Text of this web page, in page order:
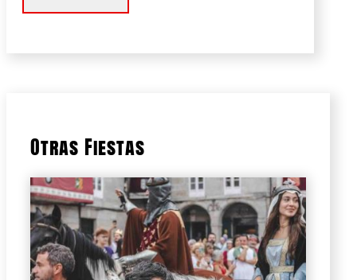
Otras Fiestas